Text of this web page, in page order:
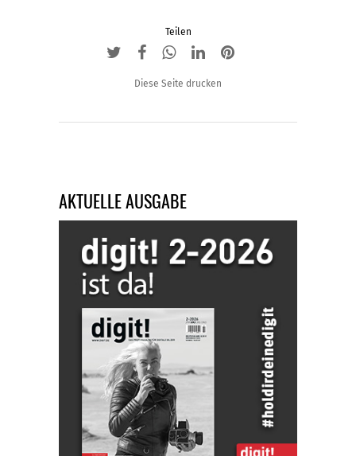
Teilen
Diese Seite drucken
AKTUELLE AUSGABE